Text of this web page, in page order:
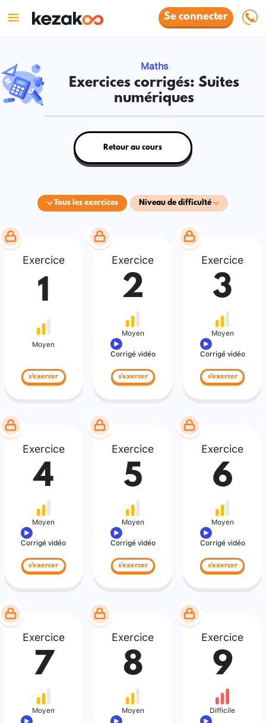
Se connecter
Maths
Exercices corrigés: Suites
numériques
Tous les exercices Niveau de difficulté
Retour au cours
Exercice
1
Moyen
s'exercer
Exercice
2
Moyen
Corrigé vidéo
s'exercer
Exercice
3
Moyen
Corrigé vidéo
s'exercer
Exercice
4
Moyen
Corrigé vidéo
s'exercer
Exercice
5
Moyen
Corrigé vidéo
s'exercer
Exercice
6
Moyen
Corrigé vidéo
s'exercer
Exercice
7
Moyen
Exercice
8
Moyen
Exercice
9
Difficile